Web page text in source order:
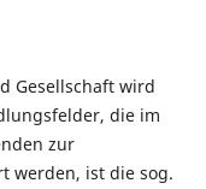
Gesellschaft wird
die im
zur
werden, ist die sog.